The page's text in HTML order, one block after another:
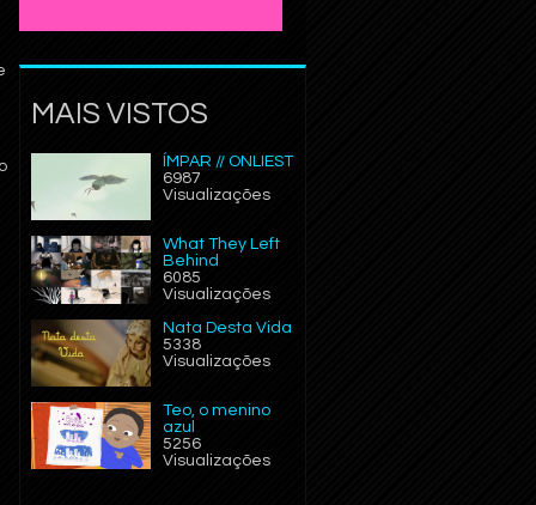
MAIS VISTOS
ÍMPAR // ONLIEST
6987
Visualizações
What They Left
Behind
6085
Visualizações
Nata Desta Vida
5338
Visualizações
Teo, o menino
azul
5256
Visualizações